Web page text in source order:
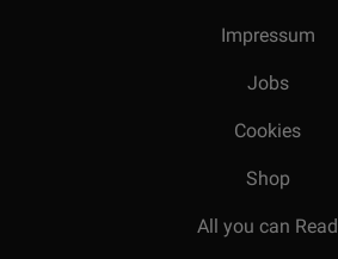
Impressum
Jobs
Cookies
Shop
All you can Read